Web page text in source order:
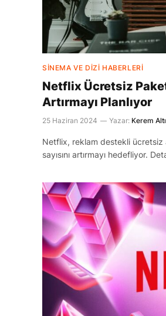
SINEMA VE DIZI HABERLERI
Netflix Ücretsiz
Artırmayı Planlıyor
25 Haziran 2024 Yazar: Kerem
Netflix, reklam destekli ücretsiz
sayısını artırmayı hedefliyor.